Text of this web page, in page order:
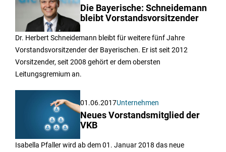
Die Bayerische: Schneidemann
bleibt Vorstandsvorsitzender
Dr. Herbert Schneidemann bleibt für weitere fünf Jahre
Vorstandsvorsitzender der Bayerischen. Er ist seit 2012
Vorsitzender, seit 2008 gehört er dem obersten
Leitungsgremium an.
01.06.2017Unternehmen
Neues Vorstandsmitglied der
VKB
Isabella Pfaller wird ab dem 01. Januar 2018 das neue